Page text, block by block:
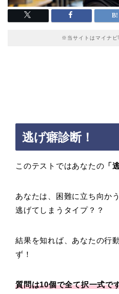
※当サイトはマイナビ
逃げ癖診断！
このテストではあなたの 「
あなたは、困難に立ち向か
逃げてしまうタイプ？？
結果を知れば、あなたの行
ず！
質問は10個で全て択一式で